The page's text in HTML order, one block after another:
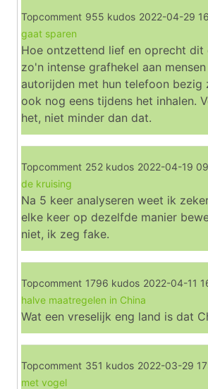
Topcomment 955 kudos 2022-04-29
gaat sparen
Hoe ontzettend lief en oprecht dit
zo'n intense grafhekel aan
autorijden met hun telefoon bezig
ook nog eens tijdens het inhalen.
het, niet minder dan dat.
Topcomment 252 kudos 2022-04-19
de kruising
Na 5 keer analyseren weet ik
elke keer op dezelfde manier
niet, ik zeg fake.
Topcomment 1796 kudos 2022-04-11
halve maatregelen in China
Wat een vreselijk eng land is dat
Topcomment 351 kudos 2022-03-29
met vogel